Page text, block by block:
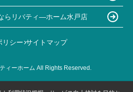
らリバティ―ホーム水戸店
リシー サイトマップ
ィーホーム All Rights Reserved.